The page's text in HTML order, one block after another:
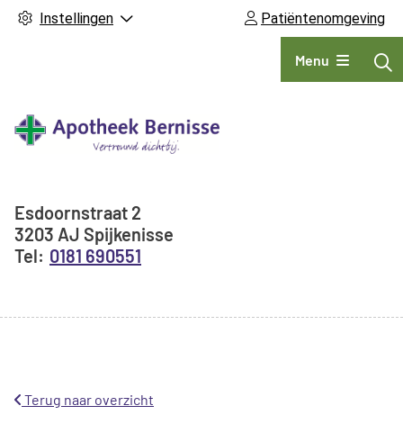
Instellingen Patiëntenomgeving
Hoofdmenu
Menu
Adresgegevens
Esdoornstraat 2
3203 AJ Spijkenisse
0181 690551
Terug naar overzicht